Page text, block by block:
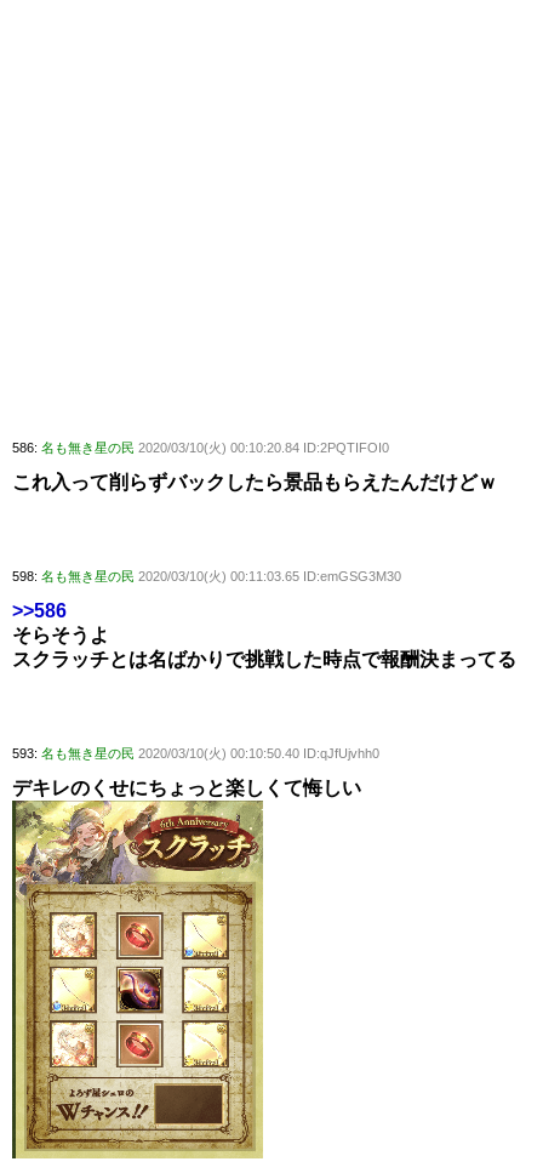
586: 名も無き星の民 2020/03/10(火) 00:10:20.84 ID:2PQTIFOI0
これ入って削らずバックしたら景品もらえたんだけどｗ
598: 名も無き星の民 2020/03/10(火) 00:11:03.65 ID:emGSG3M30
>>586
そらそうよ
スクラッチとは名ばかりで挑戦した時点で報酬決まってる
593: 名も無き星の民 2020/03/10(火) 00:10:50.40 ID:qJfUjvhh0
デキレのくせにちょっと楽しくて悔しい